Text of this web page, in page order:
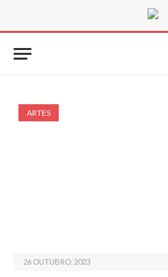
ARTES
26 OUTUBRO, 2023